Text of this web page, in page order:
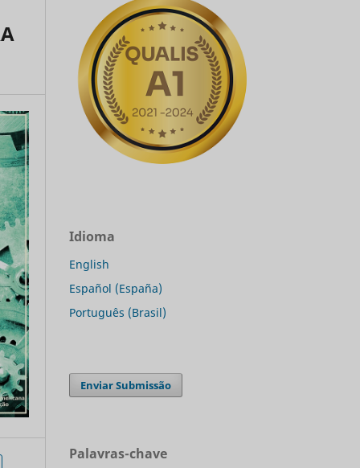
Idioma
English
Español (España)
Português (Brasil)
Enviar Submissão
Palavras-chave